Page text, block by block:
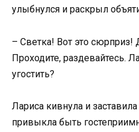
улыбнулся и раскрыл
– Светка! Вот это сюрприз!
Проходите, раздевайтесь.
угостить?
Лариса кивнула и
привыкла быть